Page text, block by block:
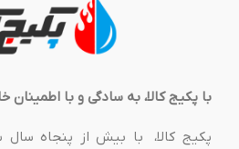
با پکیج کالا، به سادگی و با اطمینان
پکیج کالا، با بیش از پنجاه سال